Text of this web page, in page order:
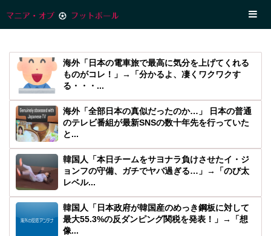
海外「日本の電車旅で最高に気分を上げてくれる
ものがコレ！」→「分かるよ、凄くワクワクす
る・・・...
海外「全部日本の真似だったのか…」 日本の普通
のテレビ番組が最新SNSの数十年先を行っていた
と...
韓国人「本日チームをサヨナラ負けさせたイ・ジ
ョンフの守備、ガチでヤバ過ぎる…」→「のび太
レベル...
韓国人「日本政府が韓国産のめっき鋼板に対して
最大55.3%の反ダンピング関税を発表！」→「想
像...